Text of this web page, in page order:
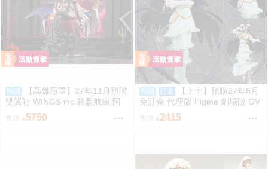
預購
【高雄冠軍】27年11月預購
雙翼社 WINGS inc.碧藍航線 阿
爾比恩 銀月下的夜之眷屬 1/7 免
訂金
售價 5750
預購 訂金
【上士】預購27年6月
免訂金 代理版 Figma 劇場版 OV
ERLORD 聖王國篇 雅兒貝德
售價 2415